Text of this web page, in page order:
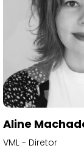
Aline
VML - Diretor